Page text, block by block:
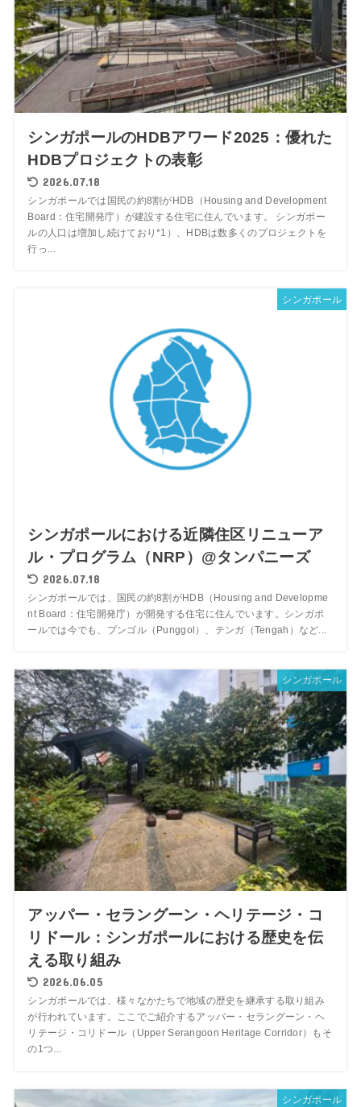
シンガポールのHDBアワード2025：優れた
HDBプロジェクトの表彰
2026.07.18
シンガポールでは国民の約8割がHDB（Housing and Development
Board：住宅開発庁）が建設する住宅に住んでいます。 シンガポー
ルの人口は増加し続けており*1）、HDBは数多くのプロジェクトを
行っ...
シンガポール
シンガポールにおける近隣住区リニューア
ル・プログラム（NRP）@タンパニーズ
2026.07.18
シンガポールでは、国民の約8割がHDB（Housing and Developme
nt Board：住宅開発庁）が開発する住宅に住んでいます。シンガポ
ールでは今でも、プンゴル（Punggol）、テンガ（Tengah）など...
シンガポール
アッパー・セラングーン・ヘリテージ・コ
リドール：シンガポールにおける歴史を伝
える取り組み
2026.06.05
シンガポールでは、様々なかたちで地域の歴史を継承する取り組み
が行われています。ここでご紹介するアッパー・セラングーン・ヘ
リテージ・コリドール（Upper Serangoon Heritage Corridor）もそ
の1つ...
シンガポール